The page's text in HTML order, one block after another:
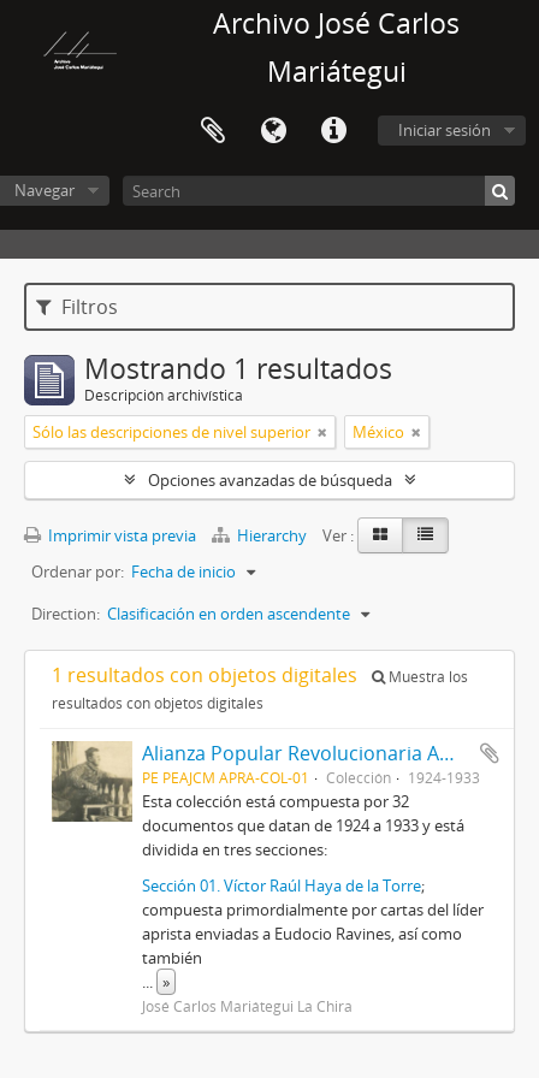
Archivo José Carlos
Mariátegui
Iniciar sesión
Navegar
Filtros
Mostrando 1 resultados
Descripción archivística
Sólo las descripciones de nivel superior México
Opciones avanzadas de búsqueda
Imprimir vista previa Hierarchy
Ver :
Ordenar por: Fecha de inicio
Direction: Clasificación en orden ascendente
1 resultados con objetos digitales
Muestra los
resultados con objetos digitales
Alianza Popular Revolucionaria Americana-APRA (Colección)
PE PEAJCM APRA-COL-01 Colección 1924-1933
Esta colección está compuesta por 32
documentos que datan de 1924 a 1933 y está
dividida en tres secciones:
Sección 01. Víctor Raúl Haya de la Torre;
compuesta primordialmente por cartas del líder
aprista enviadas a Eudocio Ravines, así como
también
... »
José Carlos Mariátegui La Chira